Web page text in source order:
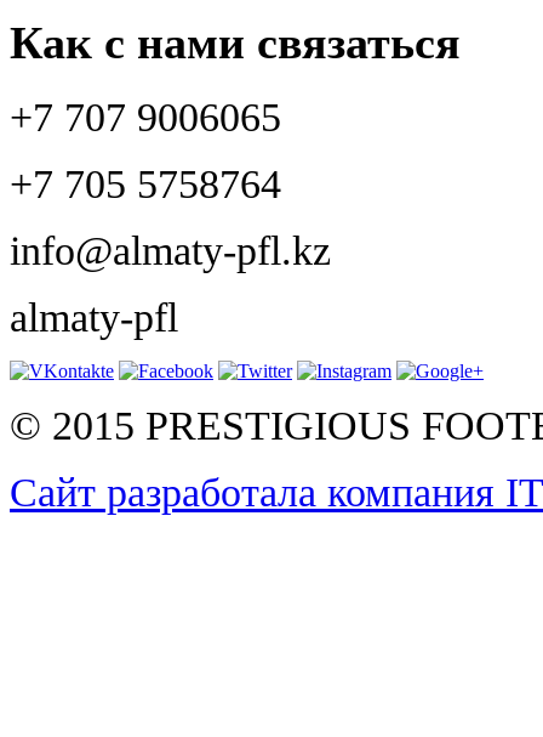
Как с нами связаться
+7 707 9006065
+7 705 5758764
info@almaty-pfl.kz
almaty-pfl
© 2015 PRESTIGIOUS
Сайт разработала компания